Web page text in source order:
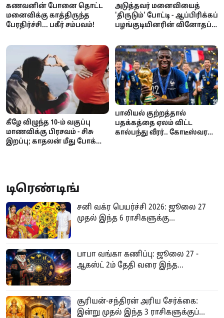
கணவனின் போனை தொட்ட
மனைவிக்கு காத்திருந்த
பேரதிர்ச்சி... பகீர் சம்பவம்!
அடுத்தவர் மனைவியைத்
'திருடும்' போட்டி - ஆப்பிரிக்கப்
பழங்குடியினரின் வினோதப்
கீழே விழுந்த 10-ம் வகுப்பு
மாணவிக்கு பிரசவம் - சிசு
இறப்பு; காதலன் மீது போக்சோ
பாலியல் குற்றத்தால்
பதக்கத்தை ஏலம் விட்ட
கால்பந்து வீரர்.. கோடீஸ்வரன்
டிரெண்டிங்
சனி வக்ர பெயர்ச்சி 2026: ஜூலை 27
முதல் இந்த 6 ராசிகளுக்கு...
பாபா வங்கா கணிப்பு: ஜூலை 27 -
ஆகஸ்ட் 2ம் தேதி வரை இந்த...
சூரியன்-சந்திரன் அரிய சேர்க்கை:
இன்று முதல் இந்த 3 ராசிகளுக்குப்...